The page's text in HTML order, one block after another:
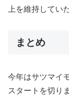
上を維持してい
まとめ
今年はサツマイ
スタートを切り